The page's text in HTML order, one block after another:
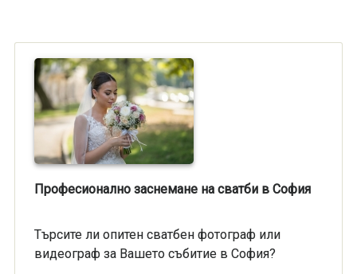
Професионално заснемане на сватби в София
Търсите ли опитен сватбен фотограф или
видеограф за Вашето събитие в София?